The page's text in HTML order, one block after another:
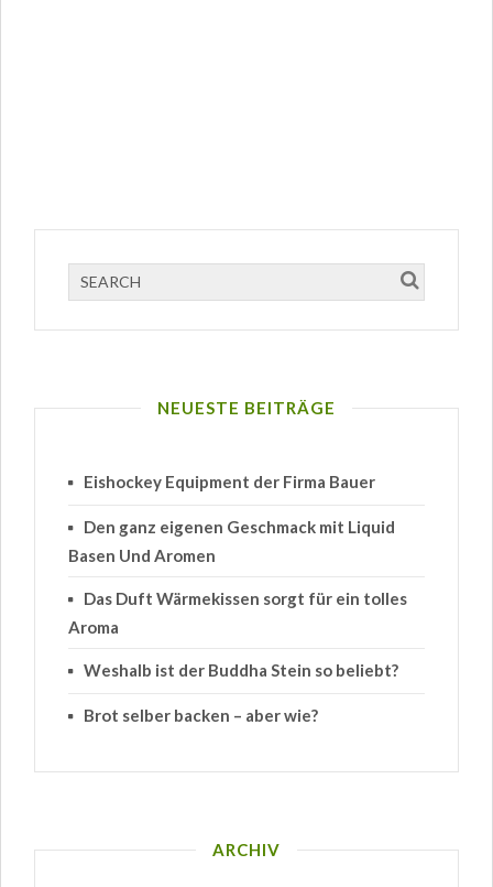
NEUESTE BEITRÄGE
Eishockey Equipment der Firma Bauer
Den ganz eigenen Geschmack mit Liquid
Basen Und Aromen
Das Duft Wärmekissen sorgt für ein tolles
Aroma
Weshalb ist der Buddha Stein so beliebt?
Brot selber backen – aber wie?
ARCHIV